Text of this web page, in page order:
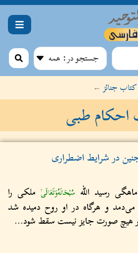
کتاب جنائز←
احکام طبی
رسید الله سُبْحَانَهُ‌وَتَعَالَى ملکی را
و هرگاه در او روح دمیده شد
هیچ صورت جایز نیست سقط شود...